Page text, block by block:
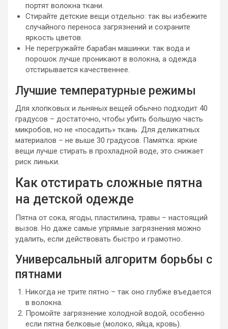
портят волокна ткани.
Стирайте детские вещи отдельно: так вы избежите
случайного переноса загрязнений и сохраните
яркость цветов.
Не перегружайте барабан машинки: так вода и
порошок лучше проникают в волокна, а одежда
отстирывается качественнее.
Лучшие температурные режимы
Для хлопковых и льняных вещей обычно подходит 40
градусов – достаточно, чтобы убить большую часть
микробов, но не «посадить» ткань. Для деликатных
материалов – не выше 30 градусов. Памятка: яркие
вещи лучше стирать в прохладной воде, это снижает
риск линьки.
Как отстирать сложные пятна
на детской одежде
Пятна от сока, ягоды, пластилина, травы – настоящий
вызов. Но даже самые упрямые загрязнения можно
удалить, если действовать быстро и грамотно.
Универсальный алгоритм борьбы с
пятнами
Никогда не трите пятно – так оно глубже въедается
в волокна.
Промойте загрязнение холодной водой, особенно
если пятна белковые (молоко, яйца, кровь).